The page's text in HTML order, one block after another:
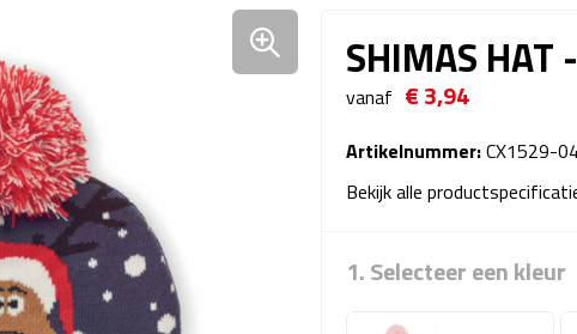
SHIMAS
vanaf € 3,94
Artikelnummer:CX1529-
Bekijk alle
1. Selecteer een kleur